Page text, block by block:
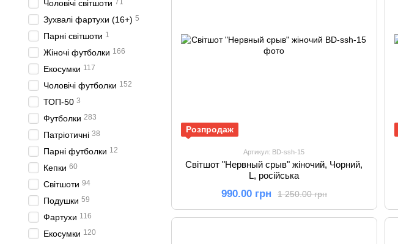
Розпродаж
Артикул: BD-ssh-15
Світшот "Нервный срыв" жіночий, Чорний,
L, російська
1 250.00 грн
990.00 грн
Чоловічі світшоти 71
Зухвалі фартухи (16+) 5
Парні світшоти 1
Жіночі футболки 166
Екосумки 117
Чоловічі футболки 152
ТОП-50 3
Футболки 283
Патріотичні 38
Парні футболки 12
Кепки 60
Світшоти 94
Подушки 59
Фартухи 116
Екосумки 120